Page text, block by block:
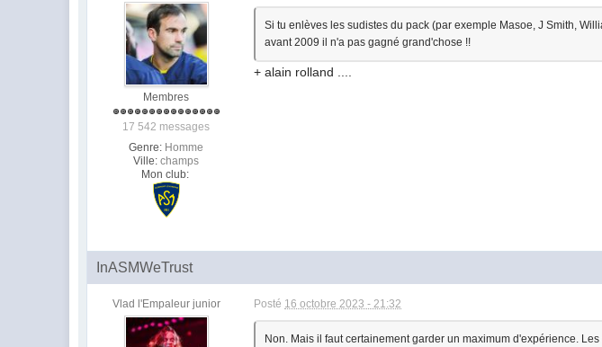
Membres
17 542 messages
Genre: Homme
Ville: champs
Mon club:
Si tu enlèves les sudistes du pack (par exemple Masoe, J Smith,
avant 2009 il n'a pas gagné grand'chose !!
+ alain rolland ....
InASMWeTrust
Vlad l'Empaleur junior Posté 16 octobre 2023 - 21:32
Non. Mais il faut certainement garder un maximum d'expérience.